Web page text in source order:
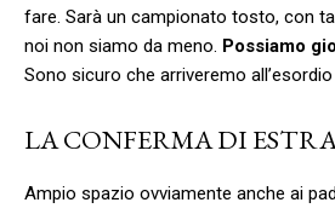
fare. Sarà un campionato tosto, con
noi non siamo da meno. Possiamo
Sono sicuro che arriveremo
LA CONFERMA DI
Ampio spazio ovviamente anche ai